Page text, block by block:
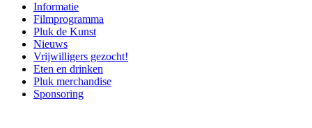
Informatie
Filmprogramma
Pluk de Kunst
Nieuws
Vrijwilligers gezocht!
Eten en drinken
Pluk merchandise
Sponsoring